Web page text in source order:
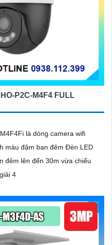
P2C-M4F4 FULL
wifi
màu đậm ban đêm Đèn LED
đêm lên đến 30m vừa chiếu
4